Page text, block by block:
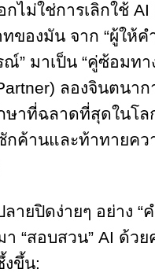
กไม่ใช่การเลิกใช้
ของมัน จาก “ผู้ให้ค
ณ์” มาเป็น “คู่ซ้อมทา
ลองจินตนา
ษาที่ฉลาดที่สุดในโ
กค้านและท้าทายคว
ายปิดง่ายๆ อย่าง “
า “สอบสวน” AI ด้วย
งขึ้น: